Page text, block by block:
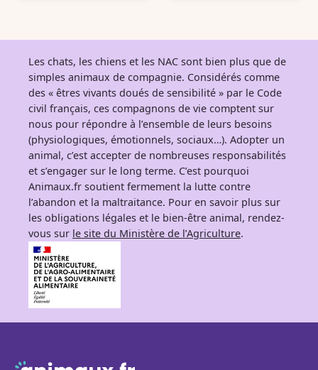
Les chats, les chiens et les NAC sont bien plus que de
simples animaux de compagnie. Considérés comme
des « êtres vivants doués de sensibilité » par le Code
civil français, ces compagnons de vie comptent sur
nous pour répondre à l’ensemble de leurs besoins
(physiologiques, émotionnels, sociaux…). Adopter un
animal, c’est accepter de nombreuses responsabilités
et s’engager sur le long terme. C’est pourquoi
Animaux.fr soutient fermement la lutte contre
l’abandon et la maltraitance. Pour en savoir plus sur
les obligations légales et le bien-être animal, rendez-
vous sur le site du Ministère de l’Agriculture.